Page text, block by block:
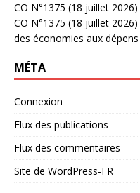
CO N°1375 (18 juillet
CO N°1375 (18 juillet
des économies aux
MÉTA
Connexion
Flux des publications
Flux des commentaires
Site de WordPress-FR